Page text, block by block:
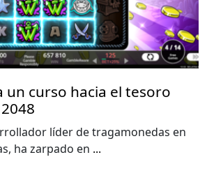
un curso hacia el tesoro
líder de tragamonedas en
ha zarpado en ...